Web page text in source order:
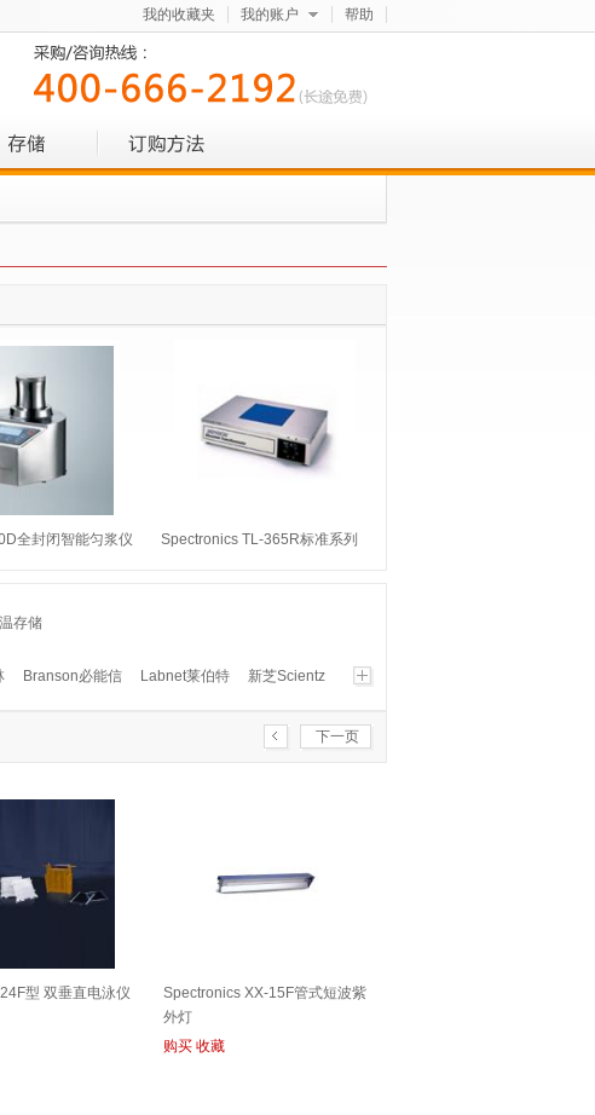
帮助
我的账户
我的收藏夹
全封闭智能匀浆仪
Spectronics TL-365R标准系列
存储
Branson必能信 Labnet莱伯特
新芝Scientz
下一页
型 双垂直电泳仪
Spectronics XX-15F管式短波紫
外灯
购买 收藏